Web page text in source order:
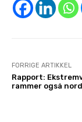
FORRIGE ARTIKKEL
Rapport:
rammer også